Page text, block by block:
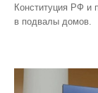
Конституция РФ и
в подвалы домов.